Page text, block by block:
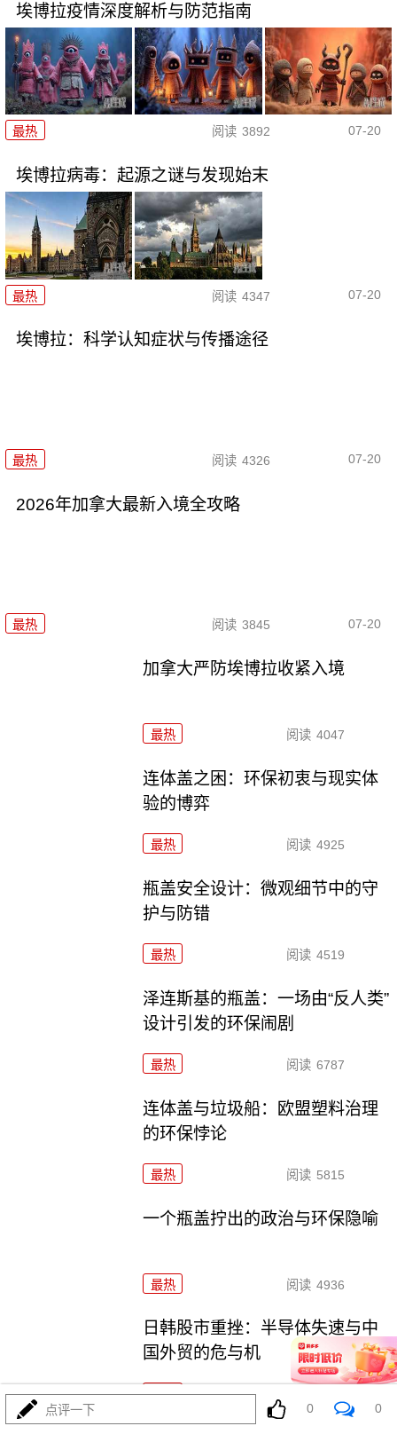
埃博拉疫情深度解析与防范指南
最热 阅读 3892 07-20
埃博拉病毒：起源之谜与发现始末
最热 阅读 4347 07-20
埃博拉：科学认知症状与传播途径
最热 阅读 4326 07-20
2026年加拿大最新入境全攻略
最热 阅读 3845 07-20
加拿大严防埃博拉收紧入境
最热 阅读 4047
连体盖之困：环保初衷与现实体
验的博弈
最热 阅读 4925
瓶盖安全设计：微观细节中的守
护与防错
最热 阅读 4519
泽连斯基的瓶盖：一场由“反人类”
设计引发的环保闹剧
最热 阅读 6787
连体盖与垃圾船：欧盟塑料治理
的环保悖论
最热 阅读 5815
一个瓶盖拧出的政治与环保隐喻
最热 阅读 4936
日韩股市重挫：半导体失速与中
国外贸的危与机
最热
点评一下 0 0